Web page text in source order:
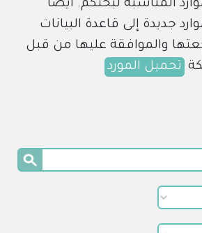
المناسبة لبحثكم. أيضا
جديدة إلى قاعدة البيانات
والموافقة عليها من قبل
تحميل المورد